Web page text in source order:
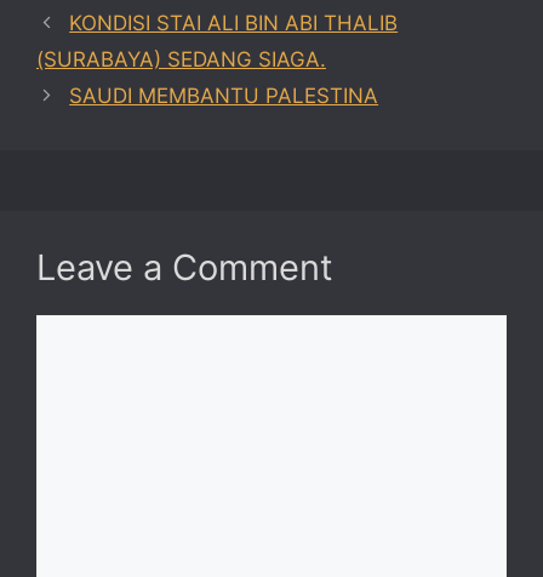
KONDISI STAI ALI BIN ABI THALIB
(SURABAYA) SEDANG SIAGA.
SAUDI MEMBANTU PALESTINA
Leave a Comment